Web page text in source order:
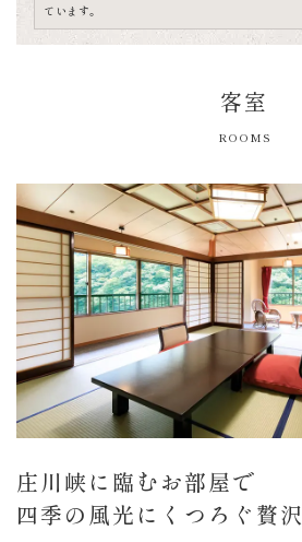
ています。
客室
ROOMS
庄川峡に臨むお部屋で
四季の風光にくつろぐ贅沢